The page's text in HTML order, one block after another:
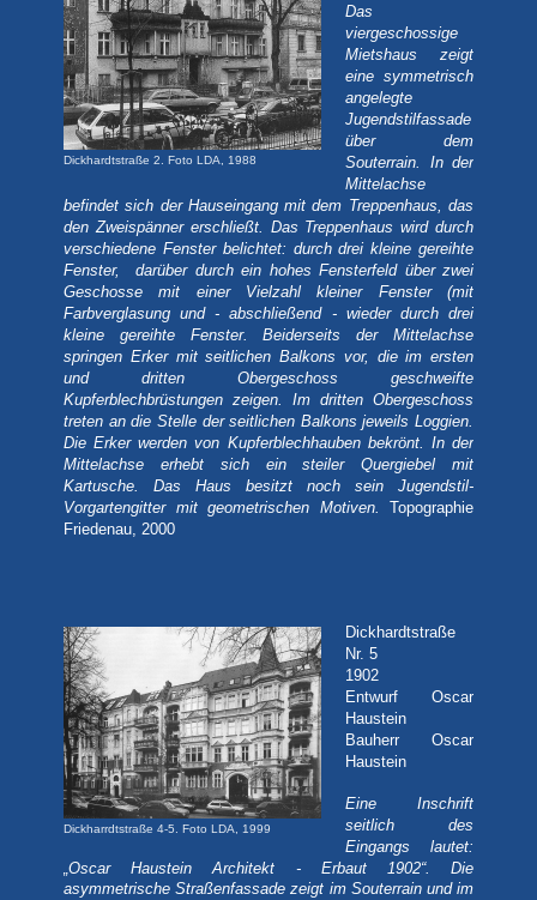
Dickhardtstraße 2. Foto LDA, 1988
Das
viergeschossige
Mietshaus zeigt
eine symmetrisch
angelegte
Jugendstilfassade
über dem
Souterrain. In der
Mittelachse
befindet sich der Hauseingang mit dem Treppenhaus, das
den Zweispänner erschließt. Das Treppenhaus wird durch
verschiedene Fenster belichtet: durch drei kleine gereihte
Fenster, darüber durch ein hohes Fensterfeld über zwei
Geschosse mit einer Vielzahl kleiner Fenster (mit
Farbverglasung und - abschließend - wieder durch drei
kleine gereihte Fenster. Beiderseits der Mittelachse
springen Erker mit seitlichen Balkons vor, die im ersten
und dritten Obergeschoss geschweifte
Kupferblechbrüstungen zeigen. Im dritten Obergeschoss
treten an die Stelle der seitlichen Balkons jeweils Loggien.
Die Erker werden von Kupferblechhauben bekrönt. In der
Mittelachse erhebt sich ein steiler Quergiebel mit
Kartusche. Das Haus besitzt noch sein Jugendstil-
Vorgartengitter mit geometrischen Motiven.
Topographie
Friedenau, 2000
Dickharrdtstraße 4-5. Foto LDA, 1999
Dickhardtstraße
Nr. 5
1902
Entwurf Oscar
Haustein
Bauherr Oscar
Haustein
Eine Inschrift
seitlich des
Eingangs lautet:
„Oscar Haustein Architekt - Erbaut 1902“.
Die
asymmetrische Straßenfassade zeigt im Souterrain und im